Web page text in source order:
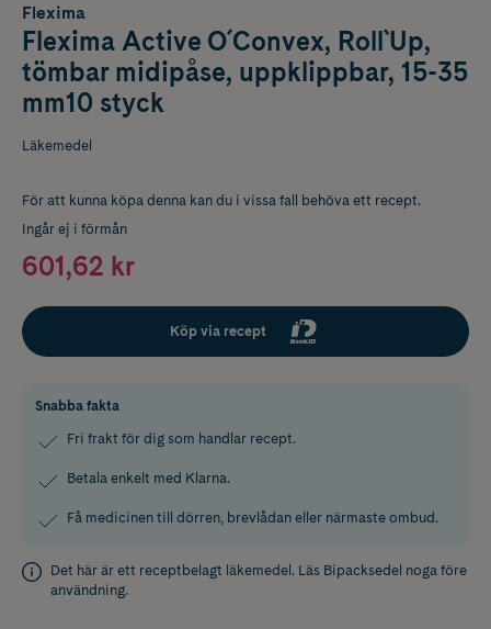
Flexima
Flexima Active O´Convex, Roll`Up,
tömbar midipåse, uppklippbar, 15-35
mm10 styck
Läkemedel
För att kunna köpa denna kan du i vissa fall behöva ett recept.
Ingår ej i förmån
601,62 kr
Köp via recept
Snabba fakta
Fri frakt för dig som handlar recept.
Betala enkelt med Klarna.
Få medicinen till dörren, brevlådan eller närmaste ombud.
Det här är ett receptbelagt läkemedel. Läs Bipacksedel noga före
användning.